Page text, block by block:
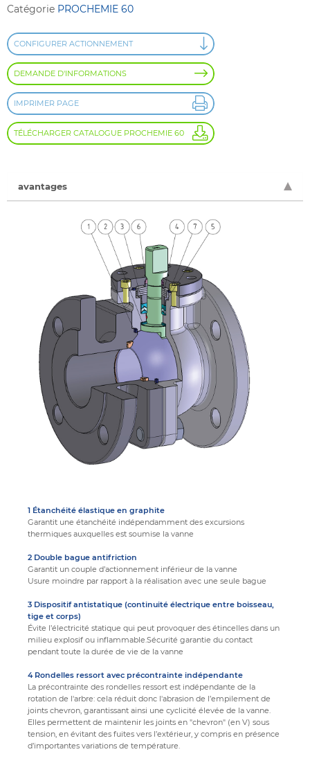
Catégorie PROCHEMIE 60
CONFIGURER ACTIONNEMENT
DEMANDE D'INFORMATIONS
IMPRIMER PAGE
TÉLÉCHARGER CATALOGUE PROCHEMIE 60
avantages
1 Étanchéité élastique en graphite
Garantit une étanchéité indépendamment des excursions
thermiques auxquelles est soumise la vanne
2 Double bague antifriction
Garantit un couple d’actionnement inférieur de la vanne
Usure moindre par rapport à la réalisation avec une seule bague
3 Dispositif antistatique (continuité électrique entre boisseau,
tige et corps)
Évite l’électricité statique qui peut provoquer des étincelles dans un
milieu explosif ou inflammable.Sécurité garantie du contact
pendant toute la durée de vie de la vanne
4 Rondelles ressort avec précontrainte indépendante
La précontrainte des rondelles ressort est indépendante de la
rotation de l'arbre: cela réduit donc l'abrasion de l’empilement de
joints chevron, garantissant ainsi une cyclicité élevée de la vanne.
Elles permettent de maintenir les joints en "chevron" (en V) sous
tension, en évitant des fuites vers l’extérieur, y compris en présence
d’importantes variations de température.